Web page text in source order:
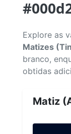
Explore as
Matizes
branco,
obtidas
Matiz